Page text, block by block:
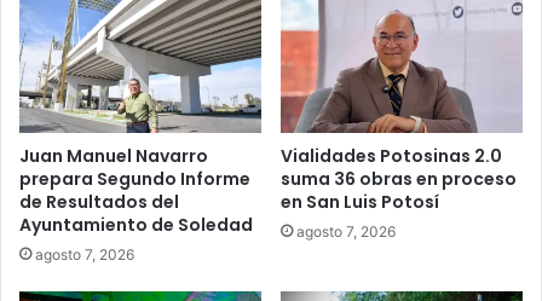
Juan Manuel Navarro
prepara Segundo Informe
de Resultados del
Ayuntamiento de Soledad
agosto 7, 2026
Vialidades Potosinas 2.0
suma 36 obras en proceso
en San Luis Potosí
agosto 7, 2026